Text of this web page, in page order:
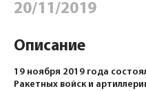
20/11/2019
Описание
19 ноября 2019 года
Ракетных войск и